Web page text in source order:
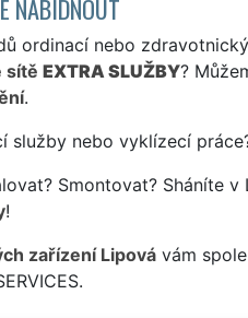
NABÍDNOUT
ordinací nebo
sítě EXTRA SLUŽBY?
.
služby nebo vyklízecí
Smontovat? Sháníte
!
zařízení Lipovávám